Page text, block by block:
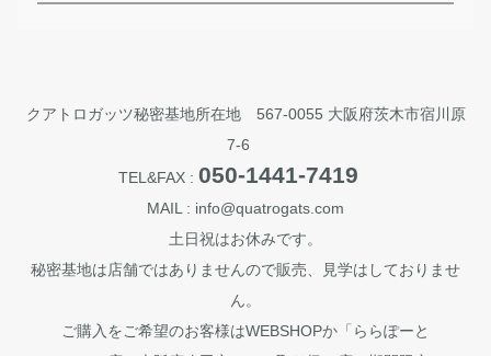
クアトロガッツ秘密基地所在地 567-0055 大阪府茨木市宿川原
7-6
TEL&FAX : 050-1441-7419
MAIL : info@quatrogats.com
土日祝はお休みです。
秘密基地は店舗ではありませんので販売、見学はしておりませ
ん。
ご購入をご希望のお客様はWEBSHOPか「ららぽーと